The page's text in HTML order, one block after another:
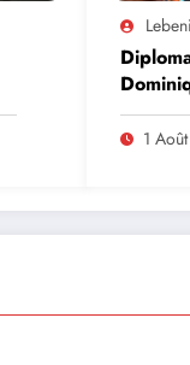
en1